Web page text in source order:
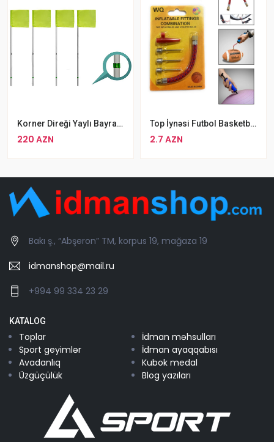
Korner Direği Yaylı Bayraklı SCX1180 170sm
220 AZN
Top İynəsi Futbol Basketbol Plates Topu İynə Dəsti
2.7 AZN
Bakı ş., “Abşeron” TM, korpus 19, mağaza 19
idmanshop@mail.ru
+994 99 334 23 29
KATALOG
Toplar
İdman məhsulları
Sport geyimlər
İdman ayaqqabısı
Avadanlıq
Kubok medal
Üzgüçülük
Blog yazıları